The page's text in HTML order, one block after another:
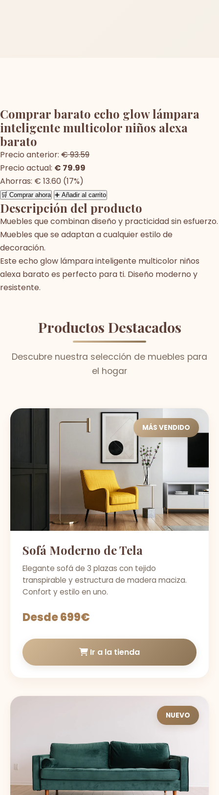
Comprar barato echo glow lámpara
inteligente multicolor niños alexa
barato
Precio anterior: € 93.59
Precio actual: € 79.99
Ahorras: € 13.60 (17%)
🛒 Comprar ahora ➕ Añadir al carrito
Descripción del producto
Muebles que combinan diseño y practicidad sin esfuerzo.
Muebles que se adaptan a cualquier estilo de
decoración.
Este echo glow lámpara inteligente multicolor niños
alexa barato es perfecto para ti. Diseño moderno y
resistente.
Productos Destacados
Descubre nuestra selección de muebles para
el hogar
MÁS VENDIDO
Sofá Moderno de Tela
Elegante sofá de 3 plazas con tejido
transpirable y estructura de madera maciza.
Confort y estilo en uno.
Desde 699€
Ir a la tienda
NUEVO